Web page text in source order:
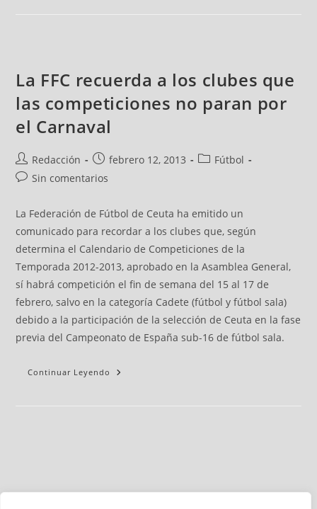
La FFC recuerda a los clubes que
las competiciones no paran por
el Carnaval
Redacción febrero 12, 2013
Fútbol
Sin comentarios
La Federación de Fútbol de Ceuta ha emitido un
comunicado para recordar a los clubes que, según
determina el Calendario de Competiciones de la
Temporada 2012-2013, aprobado en la Asamblea General,
sí habrá competición el fin de semana del 15 al 17 de
febrero, salvo en la categoría Cadete (fútbol y fútbol sala)
debido a la participación de la selección de Ceuta en la fase
previa del Campeonato de España sub-16 de fútbol sala.
Continuar Leyendo